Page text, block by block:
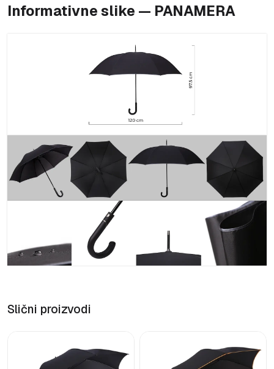
Informativne slike — PANAMERA
Slični proizvodi